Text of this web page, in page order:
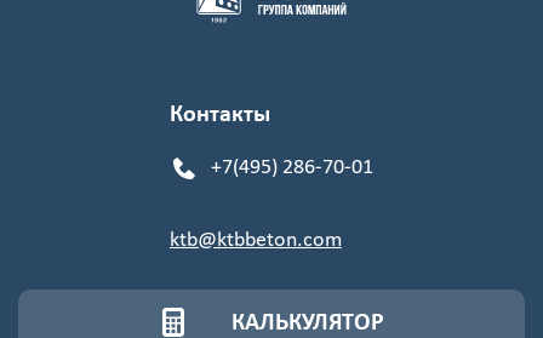
Контакты
+7(495) 286-70-01
ktb@ktbbeton.com
КАЛЬКУЛЯТОР